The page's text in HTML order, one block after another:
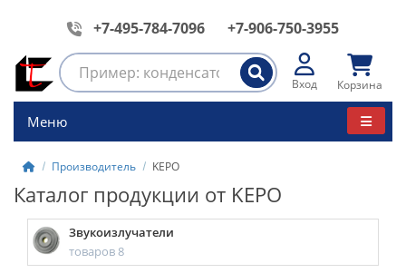
+7-495-784-7096 +7-906-750-3955
Вход Корзина
Меню
Производитель KEPO
Каталог продукции от KEPO
Звукоизлучатели
товаров 8